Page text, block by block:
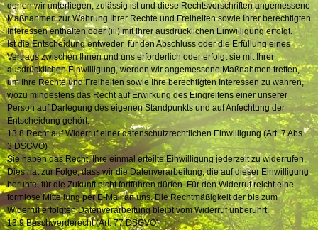
denen wir unterliegen, zulässig ist und diese Rechtsvorschriften angemessene
Maßnahmen zur Wahrung Ihrer Rechte und Freiheiten sowie Ihrer berechtigten
Interessen enthalten oder (iii) mit Ihrer ausdrücklichen Einwilligung erfolgt.
Ist die Entscheidung entweder für den Abschluss oder die Erfüllung eines
Vertrags zwischen Ihnen und uns erforderlich oder erfolgt sie mit Ihrer
ausdrücklichen Einwilligung, werden wir angemessene Maßnahmen treffen,
um Ihre Rechte und Freiheiten sowie Ihre berechtigten Interessen zu wahren,
wozu mindestens das Recht auf Erwirkung des Eingreifens einer unserer
Person auf Darlegung des eigenen Standpunkts und auf Anfechtung der
Entscheidung gehört.
13.8 Recht auf Widerruf einer datenschutzrechtlichen Einwilligung (Art. 7 Abs.
3 DSGVO)
Sie haben das Recht, Ihre einmal erteilte Einwilligung jederzeit zu widerrufen.
Dies hat zur Folge, dass wir die Datenverarbeitung, die auf dieser Einwilligung
beruhte, für die Zukunft nicht fortführen dürfen. Für den Widerruf reicht eine
formlose Mitteilung per E-Mail an uns. Die Rechtmäßigkeit der bis zum
Widerruf erfolgten Datenverarbeitung bleibt vom Widerruf unberührt.
13.9 Beschwerderecht (Art. 77 DSGVO)